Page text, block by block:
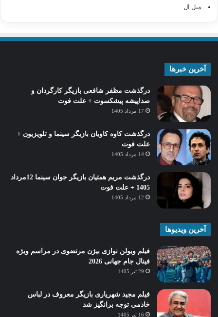
مبل ال
آخرین خبرها
درگذشت مظفر شافعی بازیگر کارگردان و
صداپیشه پیشکسوت + علت فوت
17 مرداد 1405
درگذشت کاوه کاویان بازیگر سینما و تلویزیون +
علت فوت
14 مرداد 1405
درگذشت مریم همتیان بازیگر جوان سینما 12مرداد
1405 + علت فوت
12 مرداد 1405
آخرین ویدیوها
فیلم ویولن نوازی بیژن مرتضوی در مراسم ویژه
فینال جام جهانی 2026
29 تیر 1405
فیلم مجید شهریاری بازیگر معروف در لباس
خادمی توجه برانگیز شد
16 تیر 1405